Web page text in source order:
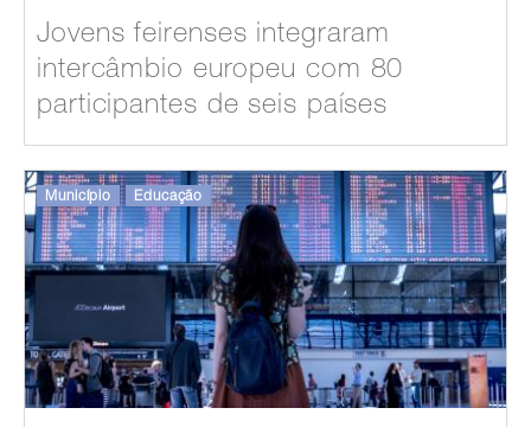
Jovens feirenses integraram
intercâmbio europeu com 80
participantes de seis países
Município Educação